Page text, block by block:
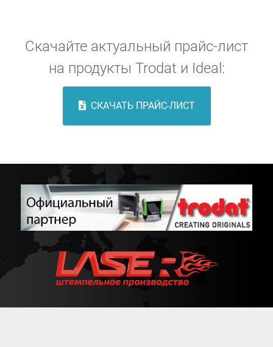
Скачайте актуальный прайс-лист
на продукты Trodat и Ideal:
СКАЧАТЬ ПРАЙС-ЛИСТ